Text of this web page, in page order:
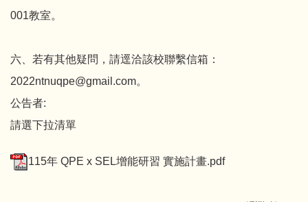
001教室。
六、若有其他疑問，請逕洽該校聯繫信箱：
2022ntnuqpe@gmail.com。
公告者:
請選下拉清單
115年 QPE x SEL增能研習 實施計畫.pdf